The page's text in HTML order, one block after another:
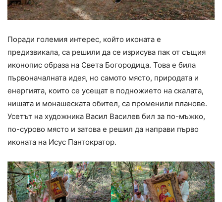
Поради големия интерес, който иконата е
предизвикала, са решили да се изрисува пак от същия
иконопис образа на Света Богородица. Това е била
първоначалната идея, но самото място, природата и
енергията, които се усещат в подножието на скалата,
нишата и монашеската обител, са променили планове.
Усетът на художника Васил Василев бил за по-мъжко,
по-сурово място и затова е решил да направи първо
иконата на Исус Пантократор.